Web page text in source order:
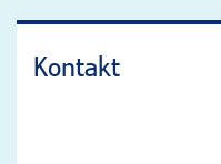
Kontakt